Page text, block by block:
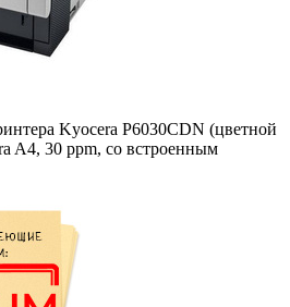
Kyocera P6030CDN (цветной
A4, 30 ppm, со встроенным